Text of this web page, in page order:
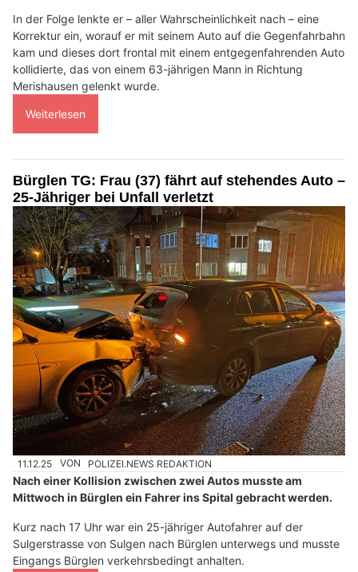
In der Folge lenkte er – aller Wahrscheinlichkeit nach – eine
Korrektur ein, worauf er mit seinem Auto auf die Gegenfahrbahn
kam und dieses dort frontal mit einem entgegenfahrenden Auto
kollidierte, das von einem 63-jährigen Mann in Richtung
Merishausen gelenkt wurde.
Weiterlesen
Bürglen TG: Frau (37) fährt auf stehendes Auto –
25-Jähriger bei Unfall verletzt
11.12.25 VON POLIZEI.NEWS REDAKTION
Nach einer Kollision zwischen zwei Autos musste am
Mittwoch in Bürglen ein Fahrer ins Spital gebracht werden.
Kurz nach 17 Uhr war ein 25-jähriger Autofahrer auf der
Sulgerstrasse von Sulgen nach Bürglen unterwegs und musste
Eingangs Bürglen verkehrsbedingt anhalten.